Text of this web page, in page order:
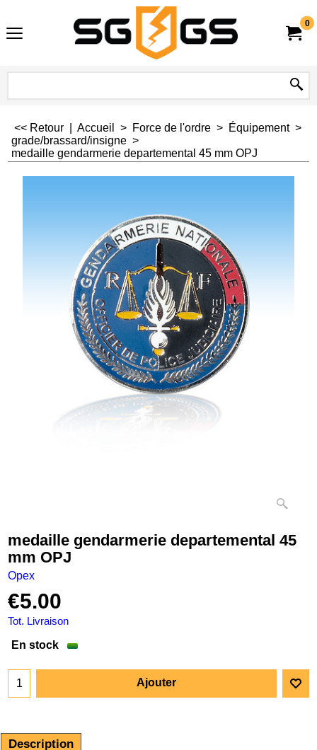
0
<< Retour Accueil > Force de l'ordre > Équipement>
grade/brassard/insigne >
medaille gendarmerie departemental 45 mm OPJ
medaille gendarmerie departemental 45
mm OPJ
Opex
€5.00
Tot. Livraison
En stock
Ajouter
Description